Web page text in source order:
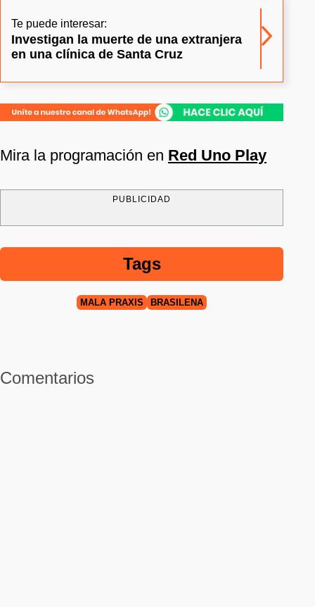
Te puede interesar:
Investigan la muerte de una extranjera
en una clínica de Santa Cruz
Mira la programación en Red Uno Play
PUBLICIDAD
Tags
MALA PRAXIS BRASILEÑA
Comentarios